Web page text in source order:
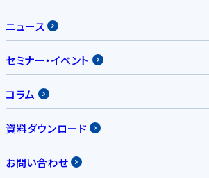
ニュース
セミナー・イベント
コラム
資料ダウンロード
お問い合わせ